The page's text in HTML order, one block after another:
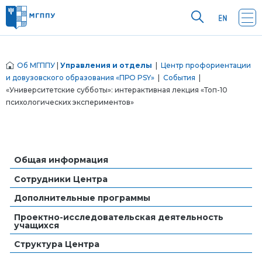
Об МГППУ Управления и отделы
Центр профориентации
и довузовского образования «ПРО PSY»
События
«Университетские субботы»: интерактивная лекция «Топ-10
психологических экспериментов»
Общая информация
Сотрудники Центра
Дополнительные программы
Проектно-исследовательская деятельность
учащихся
Структура Центра